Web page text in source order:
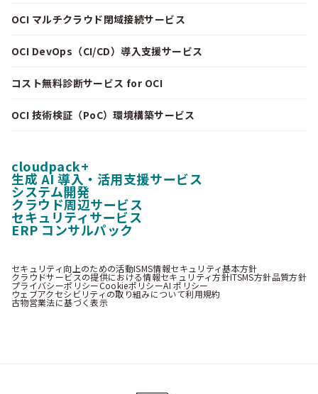
OCI マルチクラウド閉域接続サービス
OCI DevOps（CI/CD）導入支援サービス
コスト無料診断サービス for OCI
OCI 技術検証（PoC）環境構築サービス
cloudpack+
生成 AI 導入・活用支援サービス
システム開発
クラウド周辺サービス
セキュリティサービス
ERP コンサルパック
セキュリティ向上のための活動ISMS情報セキュリティ基本方針
クラウドサービスの提供における情報セキュリティ方針ITSMS方針品質方針
プライバシーポリシーCookieポリシーAI ポリシー
ウェブアクセシビリティの取り組みについて利用規約
古物営業法に基づく表示